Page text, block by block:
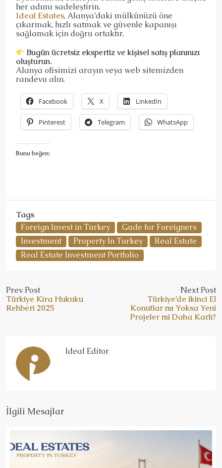
her adımı sadeleştirin.
Ideal Estates, Alanya’daki mülkünüzü öne
çıkarmak, hızlı satmak ve güvenle kapanışı
sağlamak için doğru ortaktır.
Bugün ücretsiz ekspertiz ve kişisel satış planınızı
oluşturun.
Alanya ofisimizi arayın veya web sitemizden
randevu alın.
Facebook X LinkedIn
Pinterest Telegram WhatsApp
Bunu beğen:
Tags
Foreign Invest in Turkey
Gude for Foreigners
Investment
Property In Turkey
Real Estate
Real Estate Investment Portfolio
Prev Post
Türkiye Kira Hukuku
Rehberi 2025
Next Post
Türkiye’de ikinci El
Konutlar mı Yoksa Yeni
Projeler mi Daha Karlı?
Ideal Editor
İlgili Mesajlar